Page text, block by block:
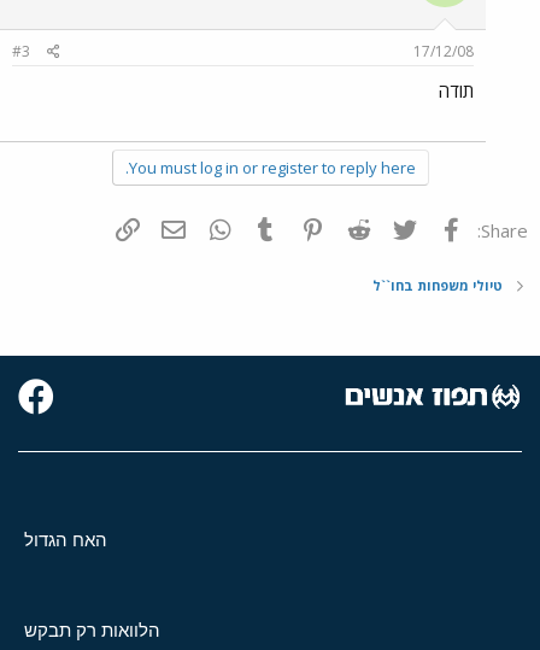
17/12/08
#3
תודה
You must log in or register to reply here.
Share: פייסבוק Twitter
Reddit
Pinterest
Tumblr
WhatsAppדואר אלקטרוני
טיולי משפחות בחו``ל
האח הגדול
הלוואות רק תבקש